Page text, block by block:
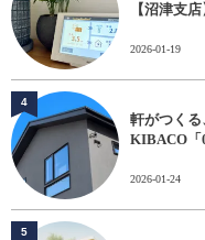
【沼津支店
2026-01-19
軒がつくる
KIBACO「
2026-01-24
4
5